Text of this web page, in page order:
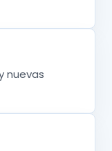
nuevas